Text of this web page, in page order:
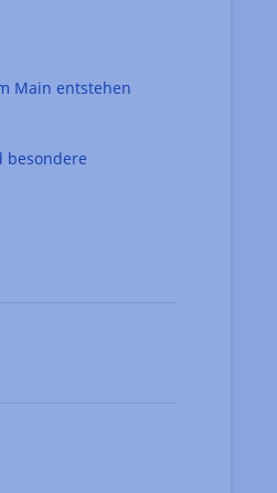
Main entstehen
besondere